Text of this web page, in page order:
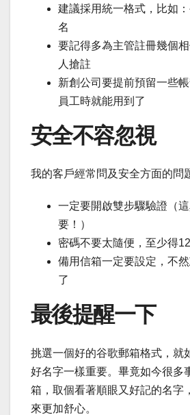
建議採用統一格式，比如
名
要記得多為主管註冊幾個
人搶註
新創公司要提前預留一些
員工時就能用到了
安全不容忽視
我的客戶經常問及安全方面的問
一定要開啟雙步驟驗證（
要！）
密碼不要太隨便，至少得
備用信箱一定要設定，不
了
最後提醒一下
挑選一個好的谷歌郵箱格式，就
好名字一樣重要。畢竟如今很多
箱，取個看著順眼又好記的名字
來更加舒心。